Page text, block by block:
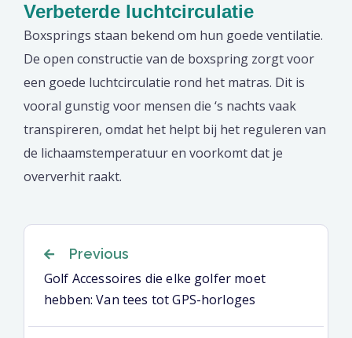
Verbeterde luchtcirculatie
Boxsprings staan bekend om hun goede ventilatie.
De open constructie van de boxspring zorgt voor
een goede luchtcirculatie rond het matras. Dit is
vooral gunstig voor mensen die ‘s nachts vaak
transpireren, omdat het helpt bij het reguleren van
de lichaamstemperatuur en voorkomt dat je
oververhit raakt.
Berichtnavigatie
Previous
Golf Accessoires die elke golfer moet
hebben: Van tees tot GPS-horloges